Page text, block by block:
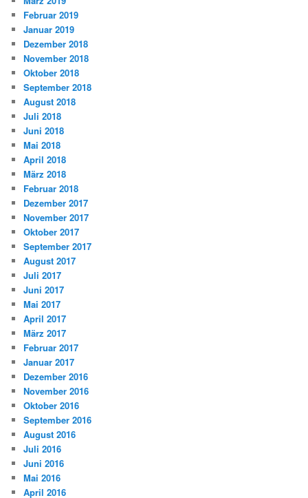
Februar 2019
Januar 2019
Dezember 2018
November 2018
Oktober 2018
September 2018
August 2018
Juli 2018
Juni 2018
Mai 2018
April 2018
März 2018
Februar 2018
Dezember 2017
November 2017
Oktober 2017
September 2017
August 2017
Juli 2017
Juni 2017
Mai 2017
April 2017
März 2017
Februar 2017
Januar 2017
Dezember 2016
November 2016
Oktober 2016
September 2016
August 2016
Juli 2016
Juni 2016
Mai 2016
April 2016